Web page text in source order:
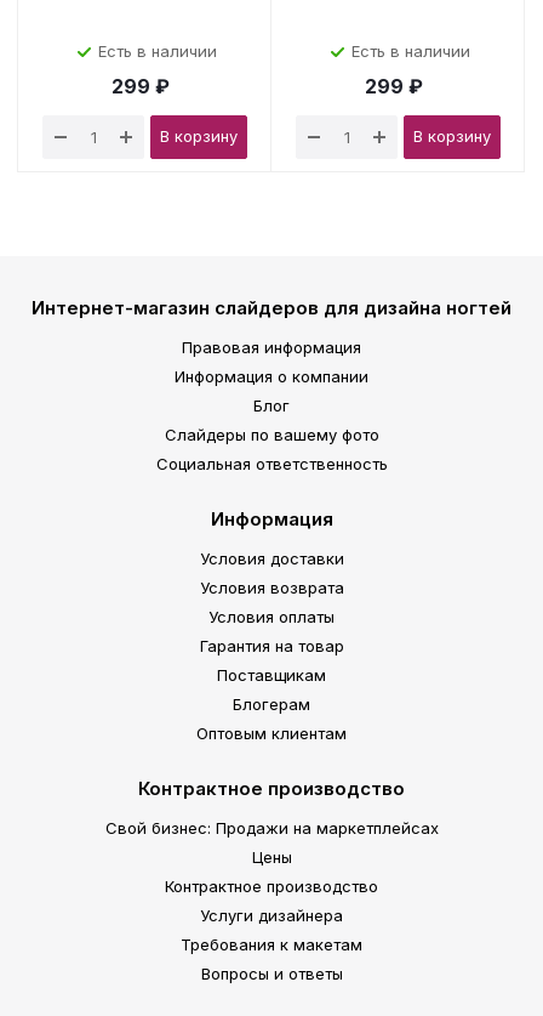
Есть в наличии
299 ₽
В корзину
Есть в наличии
299 ₽
В корзину
Интернет-магазин слайдеров для дизайна ногтей
Правовая информация
Информация о компании
Блог
Слайдеры по вашему фото
Социальная ответственность
Информация
Условия доставки
Условия возврата
Условия оплаты
Гарантия на товар
Поставщикам
Блогерам
Оптовым клиентам
Контрактное производство
Свой бизнес: Продажи на маркетплейсах
Цены
Контрактное производство
Услуги дизайнера
Требования к макетам
Вопросы и ответы